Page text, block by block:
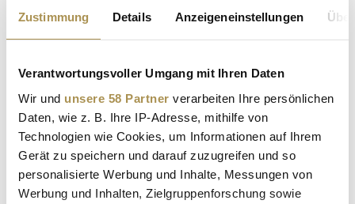
Zustimmung Details Anzeigeneinstellungen
Verantwortungsvoller Umgang mit Ihren Daten
Wir und unsere 58 Partner verarbeiten Ihre persönlichen
Daten, wie z. B. Ihre IP-Adresse, mithilfe von
Technologien wie Cookies, um Informationen auf Ihrem
Gerät zu speichern und darauf zuzugreifen und so
personalisierte Werbung und Inhalte, Messungen von
Werbung und Inhalten, Zielgruppenforschung sowie